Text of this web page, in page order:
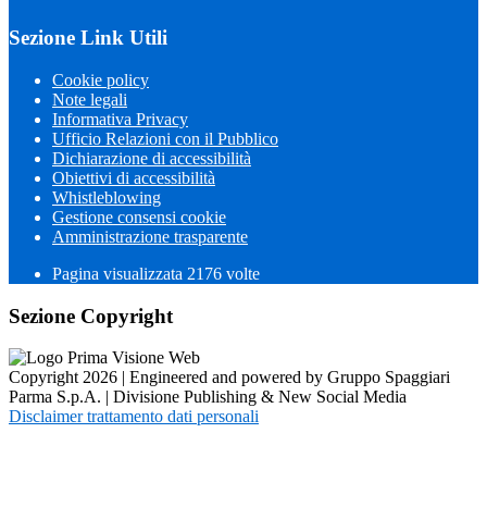
Sezione Link Utili
Cookie policy
Note legali
Informativa Privacy
Ufficio Relazioni con il Pubblico
Dichiarazione di accessibilità
Obiettivi di accessibilità
Whistleblowing
Gestione consensi cookie
Amministrazione trasparente
Pagina visualizzata 2176 volte
Sezione Copyright
Copyright 2026 | Engineered and powered by Gruppo Spaggiari
Parma S.p.A. | Divisione Publishing & New Social Media
Disclaimer trattamento dati personali